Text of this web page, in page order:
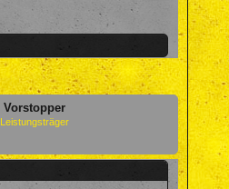
Vorstopper
Leistungsträger